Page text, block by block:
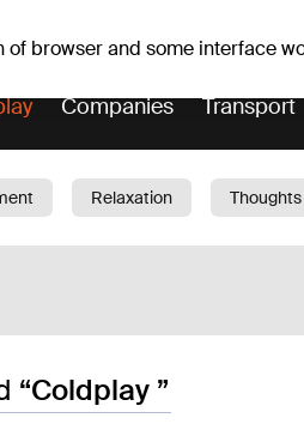
of browser and some interface
Companies Transport
Relaxation Thoughts
“Coldplay ”